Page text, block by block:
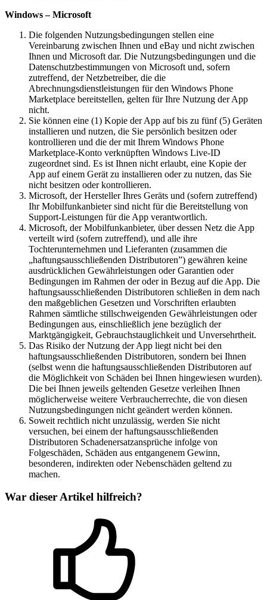
Windows – Microsoft
Die folgenden Nutzungsbedingungen stellen eine
Vereinbarung zwischen Ihnen und eBay und nicht zwischen
Ihnen und Microsoft dar. Die Nutzungsbedingungen und die
Datenschutzbestimmungen von Microsoft und, sofern
zutreffend, der Netzbetreiber, die die
Abrechnungsdienstleistungen für den Windows Phone
Marketplace bereitstellen, gelten für Ihre Nutzung der App
nicht.
Sie können eine (1) Kopie der App auf bis zu fünf (5) Geräten
installieren und nutzen, die Sie persönlich besitzen oder
kontrollieren und die der mit Ihrem Windows Phone
Marketplace-Konto verknüpften Windows Live-ID
zugeordnet sind. Es ist Ihnen nicht erlaubt, eine Kopie der
App auf einem Gerät zu installieren oder zu nutzen, das Sie
nicht besitzen oder kontrollieren.
Microsoft, der Hersteller Ihres Geräts und (sofern zutreffend)
Ihr Mobilfunkanbieter sind nicht für die Bereitstellung von
Support-Leistungen für die App verantwortlich.
Microsoft, der Mobilfunkanbieter, über dessen Netz die App
verteilt wird (sofern zutreffend), und alle ihre
Tochterunternehmen und Lieferanten (zusammen die
„haftungsausschließenden Distributoren”) gewähren keine
ausdrücklichen Gewährleistungen oder Garantien oder
Bedingungen im Rahmen der oder in Bezug auf die App. Die
haftungsausschließenden Distributoren schließen in dem nach
den maßgeblichen Gesetzen und Vorschriften erlaubten
Rahmen sämtliche stillschweigenden Gewährleistungen oder
Bedingungen aus, einschließlich jene bezüglich der
Marktgängigkeit, Gebrauchstauglichkeit und Unversehrtheit.
Das Risiko der Nutzung der App liegt nicht bei den
haftungsausschließenden Distributoren, sondern bei Ihnen
(selbst wenn die haftungsausschließenden Distributoren auf
die Möglichkeit von Schäden bei Ihnen hingewiesen wurden).
Die bei Ihnen jeweils geltenden Gesetze verleihen Ihnen
möglicherweise weitere Verbraucherrechte, die von diesen
Nutzungsbedingungen nicht geändert werden können.
Soweit rechtlich nicht unzulässig, werden Sie nicht
versuchen, bei einem der haftungsausschließenden
Distributoren Schadenersatzansprüche infolge von
Folgeschäden, Schäden aus entgangenem Gewinn,
besonderen, indirekten oder Nebenschäden geltend zu
machen.
War dieser Artikel hilfreich?